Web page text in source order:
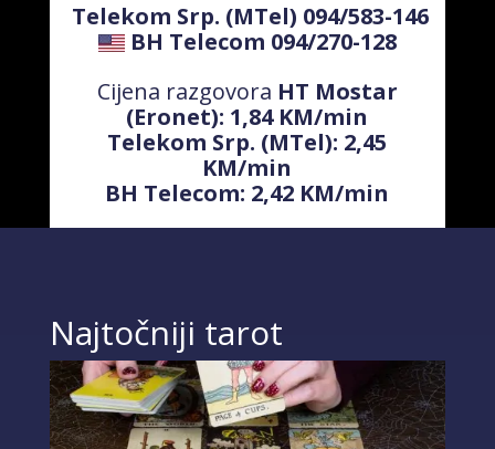
Telekom Srp. (MTel) 094/583-146
BH Telecom 094/270-128
Cijena razgovora HT Mostar
(Eronet): 1,84 KM/min
Telekom Srp. (MTel): 2,45
KM/min
BH Telecom: 2,42 KM/min
Najtočniji tarot